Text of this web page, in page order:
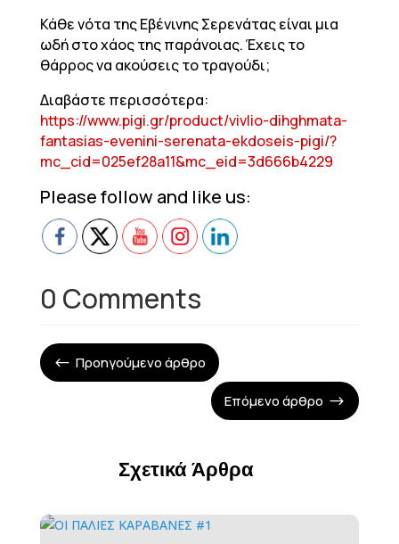
Κάθε νότα της Εβένινης Σερενάτας είναι μια
ωδή στο χάος της παράνοιας. Έχεις το
θάρρος να ακούσεις το τραγούδι;
Διαβάστε περισσότερα:
https://www.pigi.gr/product/vivlio-dihghmata-
fantasias-evenini-serenata-ekdoseis-pigi/?
mc_cid=025ef28a11&mc_eid=3d666b4229
Please follow and like us:
0 Comments
# Προηγούμενο άρθρο
Επόμενο άρθρο $
Σχετικά Άρθρα